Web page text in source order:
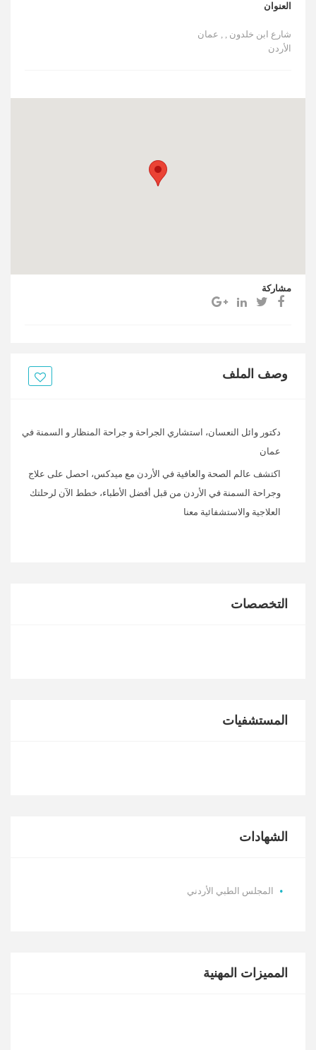
العنوان
شارع ابن خلدون , , عمان
الأردن
مشاركة
وصف الملف
دكتور وائل النعسان، استشاري الجراحة و جراحة المنظار و السمنة في
عمان
اكتشف عالم الصحة والعافية في الأردن مع ميدكس، احصل على علاج
وجراحة السمنة في الأردن من قبل أفضل الأطباء، خطط الآن لرحلتك
العلاجية والاستشفائية معنا
التخصصات
المستشفيات
الشهادات
المجلس الطبي الأردني
المميزات المهنية